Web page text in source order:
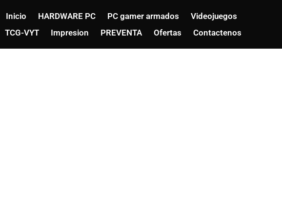
Inicio HARDWARE PC PC gamer armados
Videojuegos
TCG-VYT
Impresion PREVENTA Ofertas Contactenos